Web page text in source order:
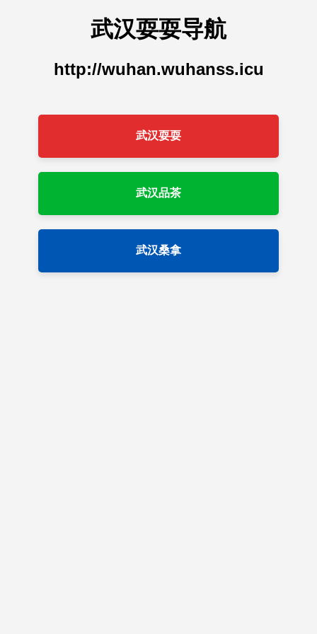
武汉耍耍导航
http://wuhan.wuhanss.icu
武汉耍耍
武汉品茶
武汉桑拿